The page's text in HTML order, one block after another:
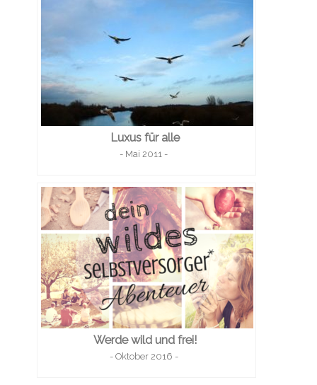
Luxus für alle
- Mai 2011 -
Werde wild und frei!
- Oktober 2016 -